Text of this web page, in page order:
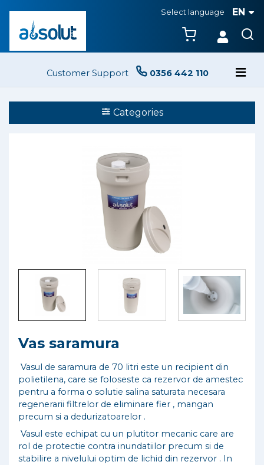
Select language EN
Customer Support 0356 442 110
Categories
Vas saramura
Vasul de saramura de 70 litri este un recipient din
polietilena, care se foloseste ca rezervor de amestec
pentru a forma o solutie salina saturata necesara
regenerarii filtrelor de eliminare fier , mangan
precum si a dedurizatoarelor .
Vasul este echipat cu un plutitor mecanic care are
rol de protectie contra inundatiilor precum si de
stabilire a nivelului optim de lichid din rezervor . In